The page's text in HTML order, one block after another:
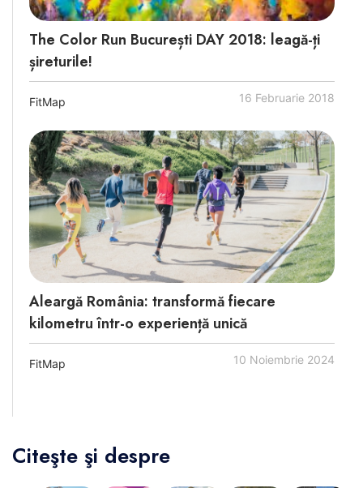
The Color Run București DAY 2018: leagă-ți
șireturile!
FitMap 16 Februarie 2018
Aleargă România: transformă fiecare
kilometru într-o experiență unică
FitMap 10 Noiembrie 2024
Citeşte şi despre